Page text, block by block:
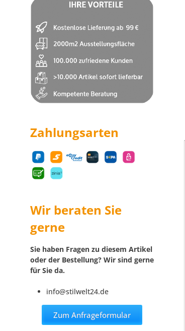
Zahlungsarten
Wir beraten Sie
gerne
Sie haben Fragen zu diesem Artikel
oder der Bestellung? Wir sind gerne
für Sie da.
info@stilwelt24.de
Zum Anfrageformular